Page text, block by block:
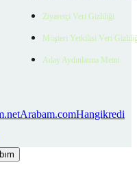
Ziyaretçi Veri Gizliliği
Müşteri Yetkilisi Veri
Aday Aydınlatma Metni
Arabam.comHangikredi